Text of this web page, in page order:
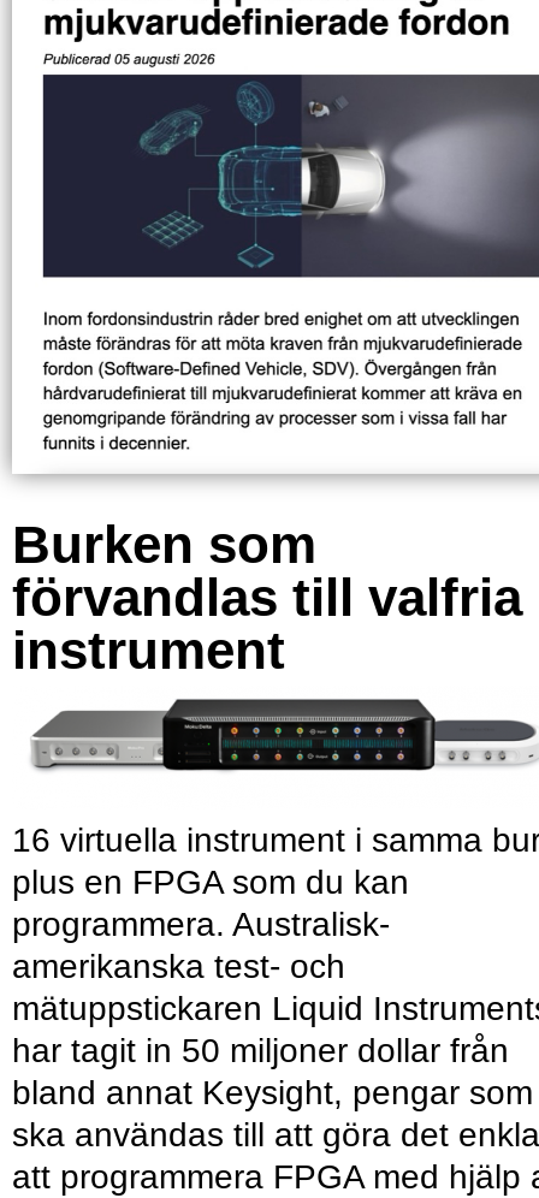
Burken som
förvandlas till valfria
instrument
16 virtuella instrument i samma
plus en FPGA som du kan
programmera. Australisk-
amerikanska test- och
mätuppstickaren Liquid
har tagit in 50 miljoner dollar från
bland annat Keysight, pengar som
ska användas till att göra det
att programmera FPGA med hjälp